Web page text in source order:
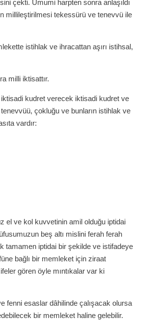
çekti. Umumi harpten sonra anlaşıldı
millileştirilmesi tekessürü ve tenevvü ile
istihlak ve ihracattan aşırı istihsal,
milli iktisattır.
kudret verecek iktisadi kudret ve
çokluğu ve bunların istihlak ve
vardır:
el ve kol kuvvetinin amil olduğu iptidai
beş altı mislini ferah ferah
tamamen iptidai bir şekilde ve istifadeye
bağlı bir memleket için ziraat
gören öyle mıntıkalar var ki
fenni esaslar dâhilinde çalışacak olursa
bir memleket haline gelebilir.